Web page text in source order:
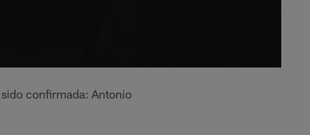
confirmada: Antonio